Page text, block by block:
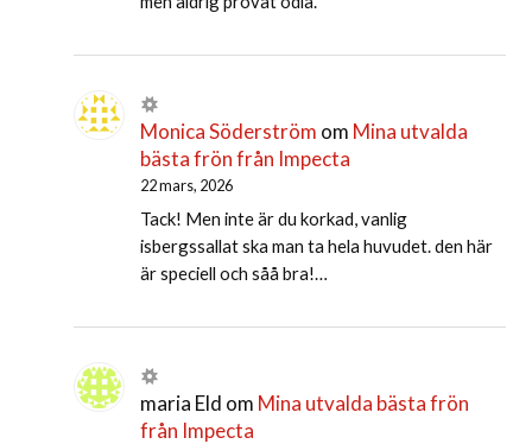
Monica Söderström om Mina utvalda
bästa frön från Impecta
22 mars, 2026
Tack! Men inte är du korkad, vanlig
isbergssallat ska man ta hela huvudet. den här
är speciell och såå bra!…
maria Eld om Mina utvalda bästa frön
från Impecta